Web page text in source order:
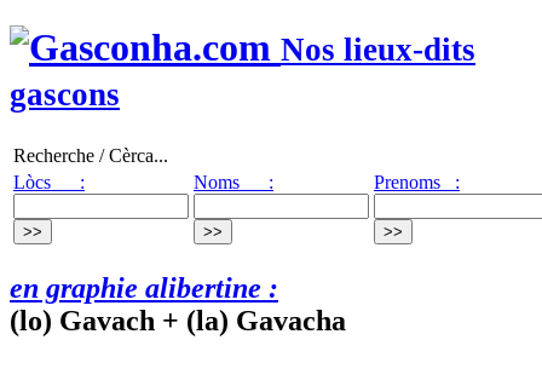
Nos lieux-dits
gascons
Recherche / Cèrca...
Lòcs :
Noms : Prenoms :
en graphie alibertine :
(lo) Gavach + (la) Gavacha